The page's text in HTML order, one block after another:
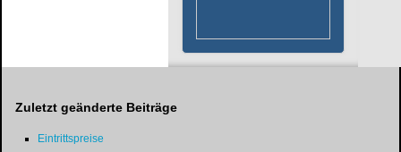
Zuletzt geänderte Beiträge
Eintrittspreise